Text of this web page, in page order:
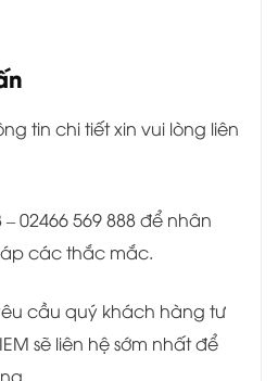
tin chi tiết xin vui lòng liên
– 02466 569 888 để nhân
các thắc mắc.
cầu quý khách hàng tư
sẽ liên hệ sớm nhất để